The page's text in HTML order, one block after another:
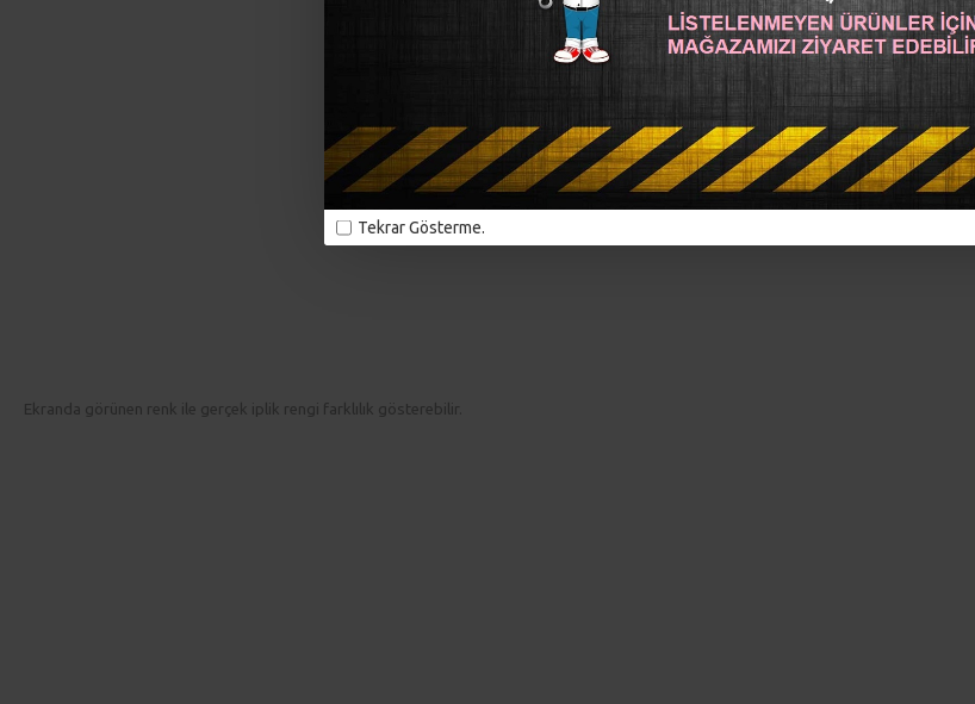
Tekrar Gösterme.
10x10 cm ölçü için 35 sıra 21 ilmek
Sonbahar, Kış, İlkbahar, Yaz
Ekranda görünen renk ile gerçek iplik rengi farklılık gösterebilir.